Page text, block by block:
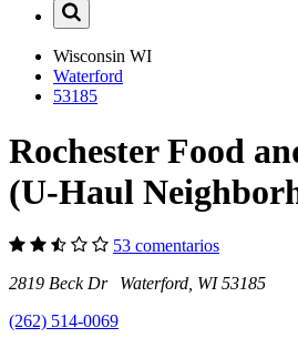
Wisconsin WI
Waterford
53185
Rochester Food
(U-Haul
53 comentarios
2819 Beck Dr Waterford, WI 53185
(262) 514-0069